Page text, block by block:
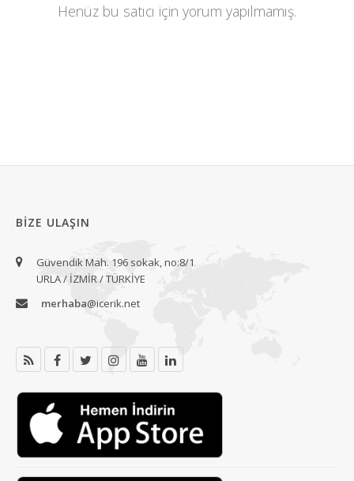
Henüz bu satıcı için yorum yapılmamış.
BIZE ULAŞIN
Güvendik Mah. 196 sokak, no:8/1
URLA / İZMİR / TÜRKİYE
merhaba@icerik.net